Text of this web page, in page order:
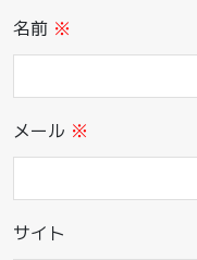
名前 ※
メール ※
サイト